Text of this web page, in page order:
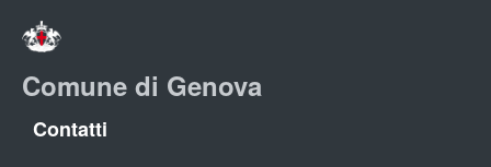
Comune di Genova
Contatti